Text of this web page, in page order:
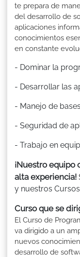
te prepara de
del desarrollo de
aplicaciones
conocimientos
en constante
- Dominar la
- Desarrollar las
- Manejo de
- Seguridad de
- Trabajo en
¡Nuestro
alta experiencia!
y nuestros
Curso que se
El Curso de
va dirigido a un
nuevos
desarrollo de